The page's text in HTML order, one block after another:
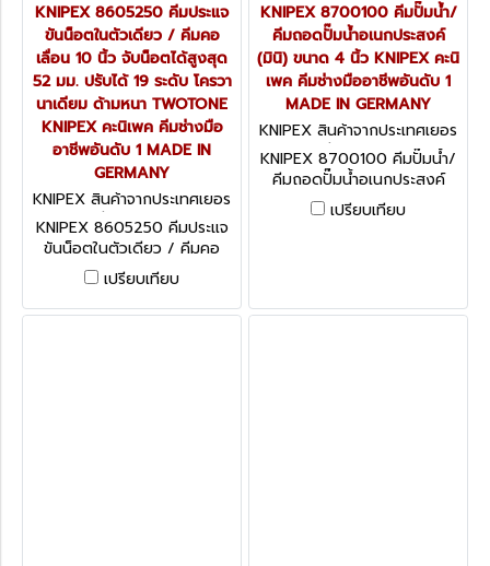
KNIPEX 8605250 คีมประแจ
ขันน็อตในตัวเดียว / คีมคอ
เลื่อน 10 นิ้ว จับน็อตได้สูงสุด
52 มม. ปรับได้ 19 ระดับ โครวา
นาเดียม ด้ามหนา TWOTONE
KNIPEX คะนิเพค คีมช่างมือ
อาชีพอันดับ 1 MADE IN
GERMANY
KNIPEX สินค้าจากประเทศเยอร
มนี 8605250
KNIPEX 8605250 คีมประแจ
ขันน็อตในตัวเดียว / คีมคอ
เลื่อน 10 นิ้ว จับน็อตได้สูงสุด
52 มม. ปรับได้ 19 ระดับ โครวา
นาเดียม ด้ามหนา TWOTONE
เปรียบเทียบ
KNIPEX 8700100 คีมปั๊มน้ำ/
คีมถอดปั๊มน้ำอเนกประสงค์
(มินิ) ขนาด 4 นิ้ว KNIPEX คะนิ
เพค คีมช่างมืออาชีพอันดับ 1
MADE IN GERMANY
KNIPEX สินค้าจากประเทศเยอร
มนี 8700100
KNIPEX 8700100 คีมปั๊มน้ำ/
คีมถอดปั๊มน้ำอเนกประสงค์
(มินิ) ขนาด 4 นิ้ว KNIPEX คะนิ
เพค คีมช่างมืออาชีพอันดับ 1
เปรียบเทียบ